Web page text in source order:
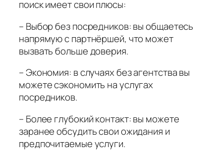
поиск имеет свои плюсы:
– Выбор без посредников: вы общаетесь
напрямую с партнёршей, что может
вызвать больше доверия.
– Экономия: в случаях без агентства вы
можете сэкономить на услугах
посредников.
– Более глубокий контакт: вы можете
заранее обсудить свои ожидания и
предпочитаемые услуги.